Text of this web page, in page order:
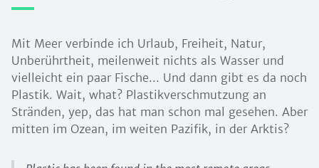
Mit Meer verbinde ich Urlaub, Freiheit, Natur,
Unberührtheit, meilenweit nichts als Wasser und
vielleicht ein paar Fische... Und dann gibt es da noch
Plastik. Wait, what? Plastikverschmutzung an
Stränden, yep, das hat man schon mal gesehen. Aber
mitten im Ozean, im weiten Pazifik, in der Arktis?